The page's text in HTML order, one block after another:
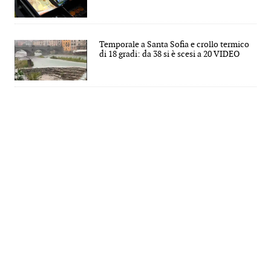
Temporale a Santa Sofia e crollo termico
di 18 gradi: da 38 si è scesi a 20 VIDEO